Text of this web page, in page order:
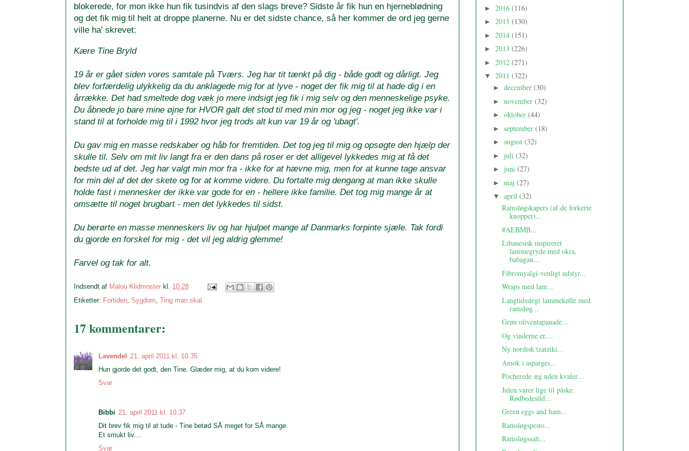
blokerede, for mon ikke hun fik tusindvis af den slags breve? Sidste år fik hun en hjerneblødning
og det fik mig til helt at droppe planerne. Nu er det sidste chance, så her kommer de ord jeg gerne
ville ha' skrevet:
Kære Tine Bryld
19 år er gået siden vores samtale på Tværs. Jeg har tit tænkt på dig - både godt og dårligt. Jeg
blev forfærdelig ulykkelig da du anklagede mig for at lyve - noget der fik mig til at hade dig i en
årrække. Det had smeltede dog væk jo mere indsigt jeg fik i mig selv og den menneskelige psyke.
Du åbnede jo bare mine øjne for HVOR galt det stod til med min mor og jeg - noget jeg ikke var i
stand til at forholde mig til i 1992 hvor jeg trods alt kun var 19 år og 'ubagt'.
Du gav mig en masse redskaber og håb for fremtiden. Det tog jeg til mig og opsøgte den hjælp der
skulle til. Selv om mit liv langt fra er den dans på roser er det alligevel lykkedes mig at få det
bedste ud af det. Jeg har valgt min mor fra - ikke for at hævne mig, men for at kunne tage ansvar
for min del af det der skete og for at komme videre. Du fortalte mig dengang at man ikke skulle
holde fast i mennesker der ikke var gode for en - hellere ikke familie. Det tog mig mange år at
omsætte til noget brugbart - men det lykkedes til sidst.
Du berørte en masse menneskers liv og har hjulpet mange af Danmarks forpinte sjæle. Tak fordi
du gjorde en forskel for mig - det vil jeg aldrig glemme!
Farvel og tak for alt.
Indsendt af Malou Klidmoster kl. 10.28
Etiketter: Fortiden, Sygdom, Ting man skal
17 kommentarer:
Lavendel
21. april 2011 kl. 10.35
Hun gjorde det godt, den Tine. Glæder mig, at du kom videre!
Svar
Bibbi 21. april 2011 kl. 10.37
Dit brev fik mig til at tude - Tine betød SÅ meget for SÅ mange.
Et smukt liv....
Svar
► 2016 (116)
► 2015 (130)
► 2014 (151)
► 2013 (226)
► 2012 (271)
▼ 2011 (322)
► december (30)
► november (32)
► oktober (44)
► september (18)
► august (32)
► juli (32)
► juni (27)
► maj (27)
▼ april (32)
Ramsløgskapers (af de forkerte
knopper)...
#AEBMB...
Libanesisk inspireret
lammegryde med okra,
babagan...
Fibromyalgi-venligt udstyr...
Wraps med lam...
Langtidsstegt lammekølle med
ramsløg...
Grøn oliventapanade...
Og vinderne er....
Ny nordisk tzatziki...
Amok i asparges...
Pocherede æg uden kvaler...
Julen varer lige til påske:
Rødbedesild...
Green eggs and ham...
Ramsløgspesto...
Ramsløgssalt...